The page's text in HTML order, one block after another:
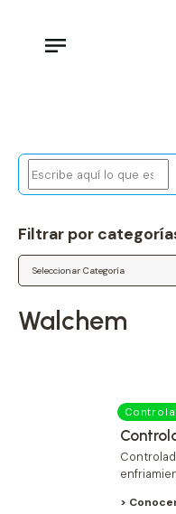
Buscar
Filtrar por
Categorías
walchem
>